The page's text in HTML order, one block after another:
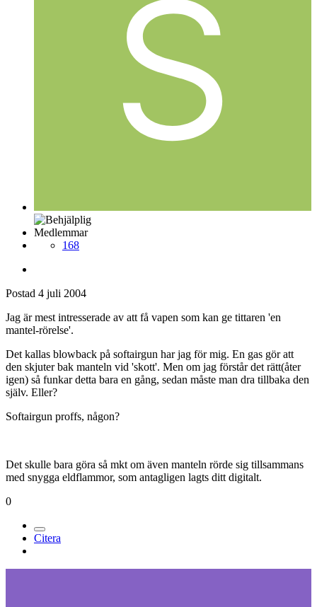
Medlemmar
168
Postad 4 juli 2004
Jag är mest intresserade av att få vapen som kan ge tittaren 'en
mantel-rörelse'.
Det kallas blowback på softairgun har jag för mig. En gas gör att
den skjuter bak manteln vid 'skott'. Men om jag förstår det rätt(åter
igen) så funkar detta bara en gång, sedan måste man dra tillbaka den
själv. Eller?
Softairgun proffs, någon?
Det skulle bara göra så mkt om även manteln rörde sig tillsammans
med snygga eldflammor, som antagligen lagts ditt digitalt.
0
Citera